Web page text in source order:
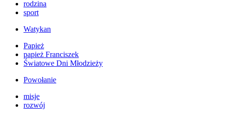
rodzina
sport
Watykan
Papież
papież Franciszek
Światowe Dni Młodzieży
Powołanie
misje
rozwój